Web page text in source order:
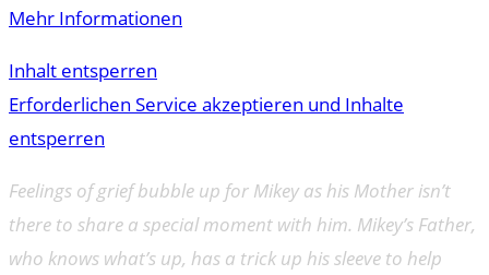
Mehr Informationen
Inhalt entsperren
Erforderlichen Service akzeptieren und Inhalte
entsperren
Feelings of grief bubble up for Mikey as his Mother isn’t
there to share a special moment with him. Mikey’s Father,
who knows what’s up, has a trick up his sleeve to help